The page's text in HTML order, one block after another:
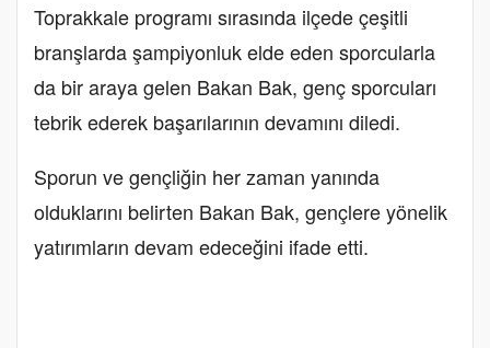
Toprakkale programı sırasında ilçede çeşitli
branşlarda şampiyonluk elde eden sporcularla
da bir araya gelen Bakan Bak, genç sporcuları
tebrik ederek başarılarının devamını diledi.
Sporun ve gençliğin her zaman yanında
olduklarını belirten Bakan Bak, gençlere yönelik
yatırımların devam edeceğini ifade etti.